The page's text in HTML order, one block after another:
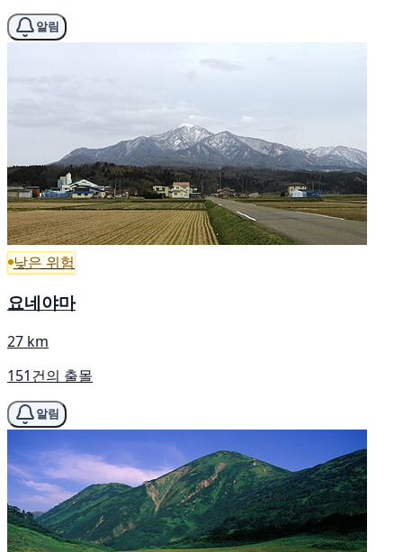
알림
낮은 위험
요네야마
27 km
151건의 출몰
알림